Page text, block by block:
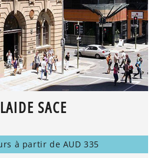
SACE
à partir de AUD 335